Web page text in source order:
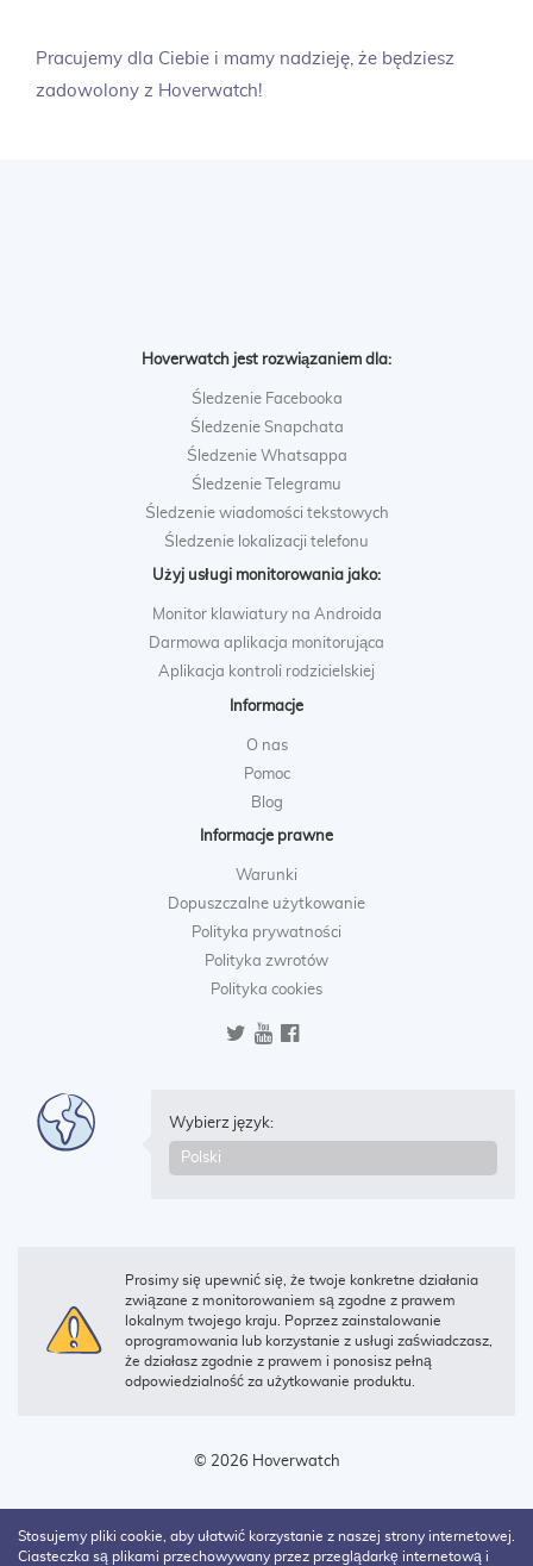
Pracujemy dla Ciebie i mamy nadzieję, że będziesz
zadowolony z Hoverwatch!
Hoverwatch jest rozwiązaniem dla:
Śledzenie Facebooka
Śledzenie Snapchata
Śledzenie Whatsappa
Śledzenie Telegramu
Śledzenie wiadomości tekstowych
Śledzenie lokalizacji telefonu
Użyj usługi monitorowania jako:
Monitor klawiatury na Androida
Darmowa aplikacja monitorująca
Aplikacja kontroli rodzicielskiej
Informacje
O nas
Pomoc
Blog
Informacje prawne
Warunki
Dopuszczalne użytkowanie
Polityka prywatności
Polityka zwrotów
Polityka cookies
Wybierz język:
Prosimy się upewnić się, że twoje konkretne działania
związane z monitorowaniem są zgodne z prawem
lokalnym twojego kraju. Poprzez zainstalowanie
oprogramowania lub korzystanie z usługi zaświadczasz,
że działasz zgodnie z prawem i ponosisz pełną
odpowiedzialność za użytkowanie produktu.
© 2026 Hoverwatch
Stosujemy pliki cookie, aby ułatwić korzystanie z naszej strony internetowej.
Ciasteczka są plikami przechowywany przez przeglądarkę internetową i